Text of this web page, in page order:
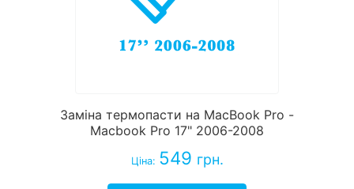
Заміна термопасти на MacBook Pro -
Macbook Pro 17" 2006-2008
Ціна: 549 грн.